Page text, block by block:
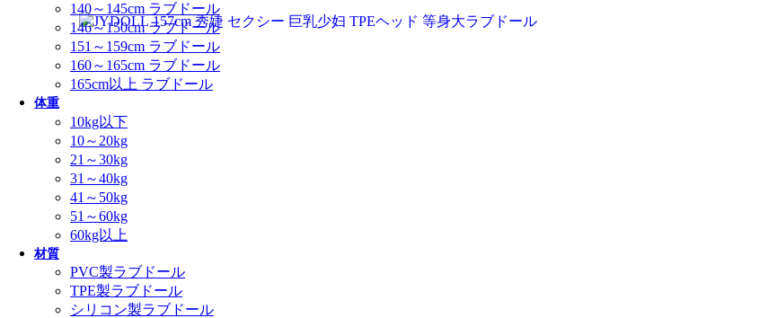
140～145cm ラブドール
146～150cm ラブドール
151～159cm ラブドール
160～165cm ラブドール
165cm以上 ラブドール
体重
10kg以下
10～20kg
21～30kg
31～40kg
41～50kg
51～60kg
60kg以上
材質
PVC製ラブドール
TPE製ラブドール
シリコン製ラブドール